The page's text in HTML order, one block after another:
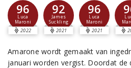
96
Luca
Maroni
2022
92
James
Suckling
2021
96
Luca
Maroni
2021
Amarone wordt gemaakt van
januari worden vergist. Doordat de